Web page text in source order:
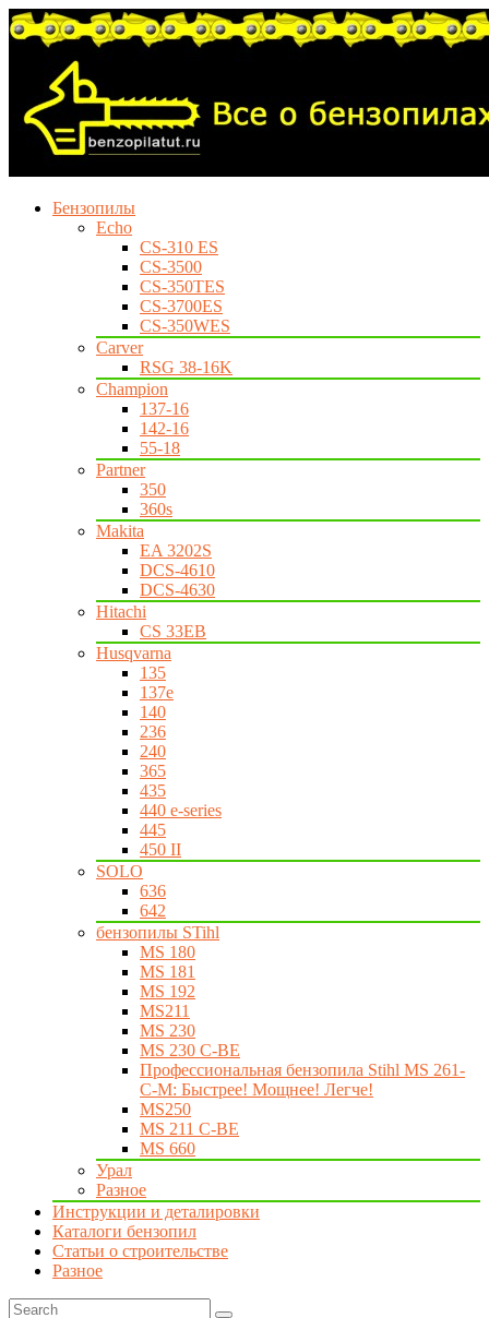
Бензопилы
Echo
CS-310 ES
CS-3500
CS-350TES
CS-3700ES
CS-350WES
Carver
RSG 38-16K
Champion
137-16
142-16
55-18
Partner
350
360s
Makita
EA 3202S
DCS-4610
DCS-4630
Hitachi
CS 33EB
Husqvarna
135
137e
140
236
240
365
435
440 e-series
445
450 II
SOLO
636
642
бензопилы STihl
MS 180
MS 181
MS 192
MS211
MS 230
MS 230 C-BE
Профессиональная бензопила Stihl MS 261-
C-M: Быстрее! Мощнее! Легче!
MS250
MS 211 C-BE
MS 660
Урал
Разное
Инструкции и деталировки
Каталоги бензопил
Статьи о строительстве
Разное